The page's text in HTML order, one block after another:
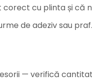
cu plinta și că
de adeziv sau praf.
— verifică